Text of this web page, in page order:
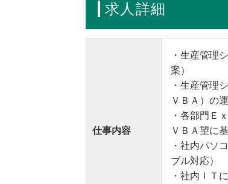
求人詳細
仕事内容
・生産管理
案）
・生産管理
ＶＢＡ）の
・各部門Ｅ
ＶＢＡ望に
・社内パソ
ブル対応）
・社内ＩＴ